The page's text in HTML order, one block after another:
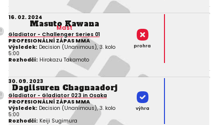
16. 02. 2024
Masuto Kawana
Mast
Gladiator - Challenger Series 01
PROFESIONÁLNÍ ZÁPAS MMA
Výsledek: Decision (Unanimous), 3. kolo
5:00
Rozhodčí: Hirokazu Takamoto
prohra
30. 09. 2023
Dagiisuren Chagnaadorj
Gladiator - Gladiator 023 in Osaka
PROFESIONÁLNÍ ZÁPAS MMA
Výsledek: Decision (Unanimous), 3. kolo
5:00
Rozhodčí: Keiji Sugimura
výhra